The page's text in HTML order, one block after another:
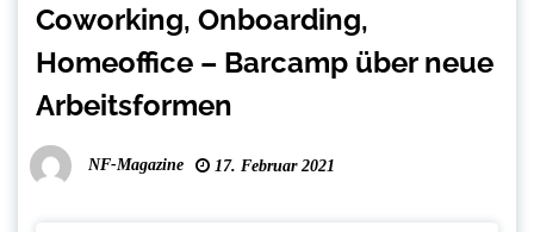
Coworking, Onboarding,
Homeoffice – Barcamp über neue
Arbeitsformen
NF-Magazine 17. Februar 2021